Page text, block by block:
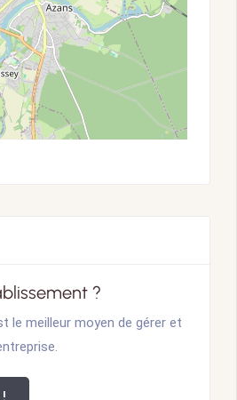
?
le meilleur moyen de gérer et